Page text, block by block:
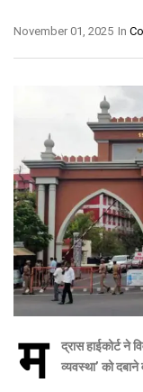
In
November 01, 2025
म
द्रास हाईकोर्ट ने
व्यवस्था’ को